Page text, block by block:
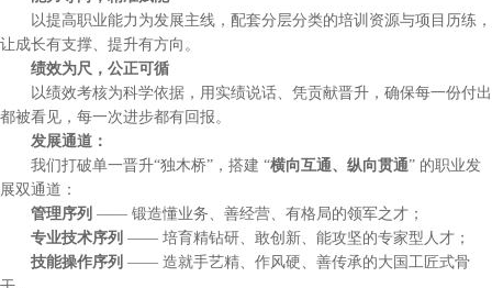
以提高职业能力为发展主线，配套分层分类的培训资源与项目历练，
让成长有支撑、提升有方向。
绩效为尺，公正可循
以绩效考核为科学依据，用实绩说话、凭贡献晋升，确保每一份付出
都被看见，每一次进步都有回报。
发展通道：
我们打破单一晋升“独木桥”，搭建 “横向互通、纵向贯通” 的职业发
展双通道：
管理序列 —— 锻造懂业务、善经营、有格局的领军之才；
专业技术序列 —— 培育精钻研、敢创新、能攻坚的专家型人才；
技能操作序列 —— 造就手艺精、作风硬、善传承的大国工匠式骨